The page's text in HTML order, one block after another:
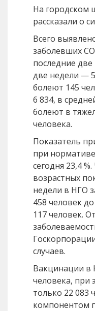
На городском
рассказали о
Всего
заболевших
последние
две недели —
болеют 145
6 834, в
болеют в
человека.
Показатель
при
сегодня 23,4
возрастных
недели в НГО
458 человек
117 человек.
случаев.
Вакцинации в
человека, при
только 22 083
компонентом